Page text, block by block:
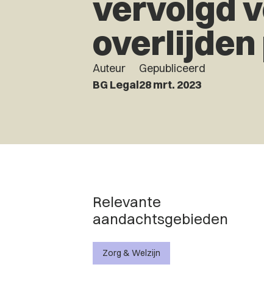
Auteur
BG Legal
Gepubliceerd
28 mrt. 2023
Relevante
aandachtsgebieden
Zorg & Welzijn